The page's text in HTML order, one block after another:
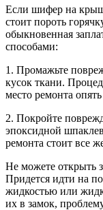
Если шифер на
стоит пороть
обыкновенная
способами:
1. Промажьте
кусок ткани.
место ремонта
2. Покройте
эпоксидной
ремонта стоит все
Не можете открыть
Придется идти на
жидкостью или
их в замок,